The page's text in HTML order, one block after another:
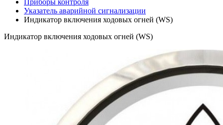
Приборы контроля
Указатель аварийной сигнализации
Индикатор включения ходовых огней (WS)
Индикатор включения ходовых огней (WS)